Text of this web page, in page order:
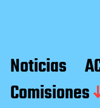
Noticias
Comisiones